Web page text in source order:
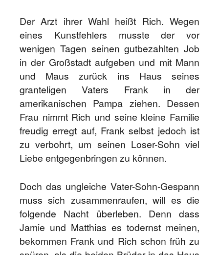
Der Arzt ihrer Wahl heißt Rich. Wegen
eines Kunstfehlers musste der vor
wenigen Tagen seinen gutbezahlten Job
in der Großstadt aufgeben und mit Mann
und Maus zurück ins Haus seines
granteligen Vaters Frank in der
amerikanischen Pampa ziehen. Dessen
Frau nimmt Rich und seine kleine Familie
freudig erregt auf, Frank selbst jedoch ist
zu verbohrt, um seinen Loser-Sohn viel
Liebe entgegenbringen zu können.
Doch das ungleiche Vater-Sohn-Gespann
muss sich zusammenraufen, will es die
folgende Nacht überleben. Denn dass
Jamie und Matthias es todernst meinen,
bekommen Frank und Rich schon früh zu